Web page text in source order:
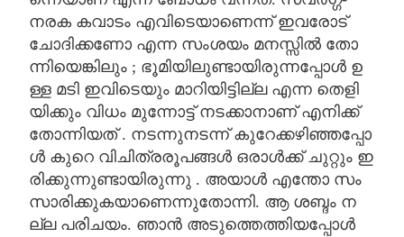
നരക കവാടം എവിടെയാണെന്ന് ഇവരോട്
ചോദിക്കണോ എന്ന സംശയം മനസ്സിൽ തോ
ന്നിയെങ്കിലും ; ഭൂമിയിലുണ്ടായിരുന്നപ്പോൾ ഉ
ള്ള മടി ഇവിടെയും മാറിയിട്ടില്ല എന്ന തെളി
യിക്കും വിധം മുന്നോട്ട് നടക്കാനാണ് എനിക്ക്
തോന്നിയത്. നടന്നുനടന്ന് കുറേക്കഴിഞ്ഞപ്പോ
ൾ കുറെ വിചിത്രരൂപങ്ങൾ ഒരാൾക്ക് ചുറ്റും ഇ
രിക്കുന്നുണ്ടായിരുന്നു . അയാൾ എന്തോ സം
സാരിക്കുകയാണെന്നുതോന്നി. ആ ശബ്ദം ന
ല്ല പരിചയം. ഞാൻ അടുത്തെത്തിയപ്പോൾ